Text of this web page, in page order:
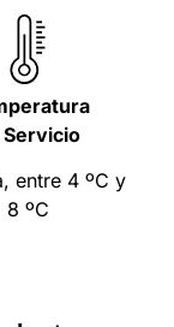
Servicio
entre 4 ºC y
8 ºC